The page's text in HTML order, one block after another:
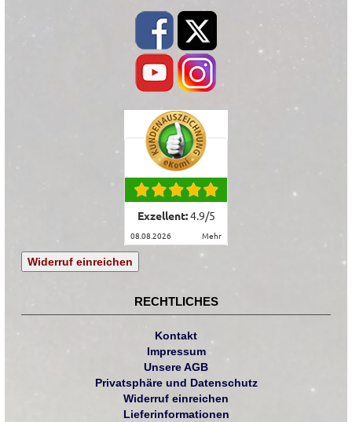
Exzellent:4.9/5
08.08.2026 mehr
Widerruf einreichen
RECHTLICHES
Kontakt
Impressum
Unsere AGB
Privatsphäre und Datenschutz
Widerruf einreichen
Lieferinformationen